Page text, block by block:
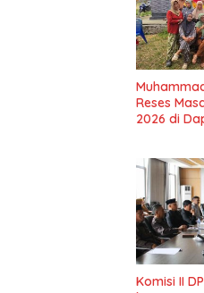
Reses
2026 di
Komisi II